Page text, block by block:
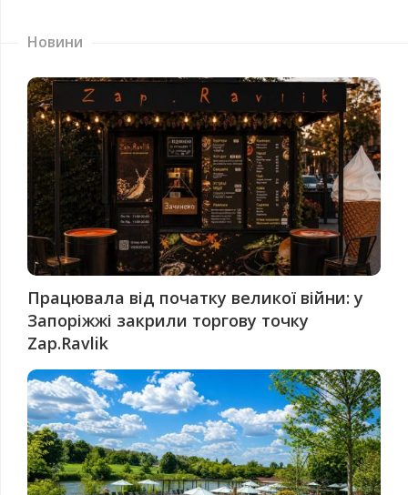
Новини
Працювала від початку великої війни: у
Запоріжжі закрили торгову точку
Zap.Ravlik